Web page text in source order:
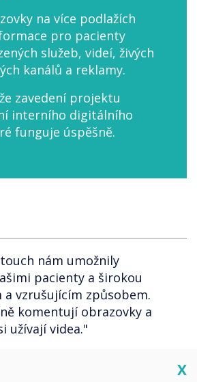
na více podlažích
pro pacienty
služeb, videí, živých
kanálů a reklamy.
zavedení projektu
interního digitálního
funguje úspěšně.
nám umožnily
pacienty a širokou
vzrušujícím způsobem.
komentují obrazovky a
užívají videa."
X